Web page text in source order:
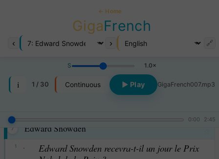
← Home
GigaFrench
‹ › 🔗
i GigaFrench007.mp3
1 / 30 Continuous ▶ Play
S 1.0×
0:00 2:45
7 Edward Snowden
1 ·
Edward Snowden recevra-t-il un jour le Prix